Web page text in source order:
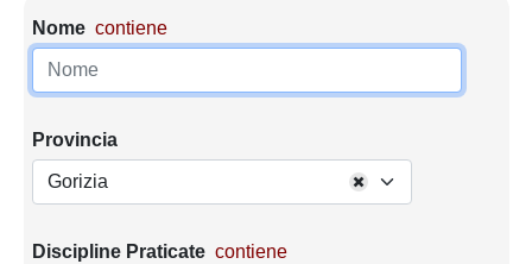
Nome contiene
Provincia
Gorizia
Discipline Praticate contiene